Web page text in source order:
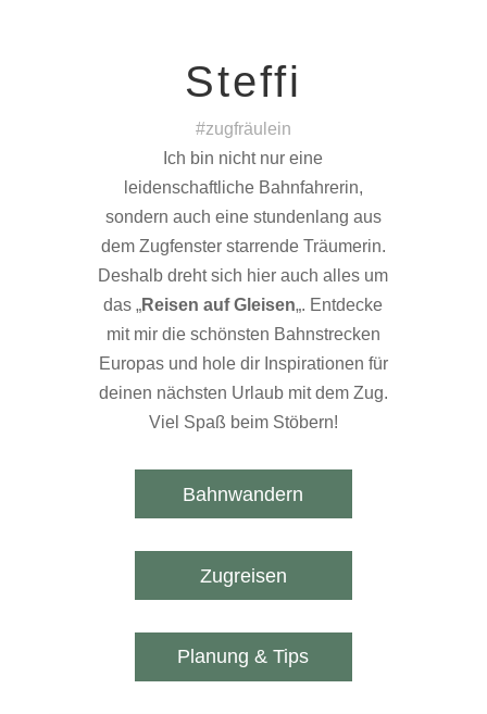
Steffi
#zugfräulein
Ich bin nicht nur eine
leidenschaftliche Bahnfahrerin,
sondern auch eine stundenlang aus
dem Zugfenster starrende Träumerin.
Deshalb dreht sich hier auch alles um
das „Reisen auf Gleisen„. Entdecke
mit mir die schönsten Bahnstrecken
Europas und hole dir Inspirationen für
deinen nächsten Urlaub mit dem Zug.
Viel Spaß beim Stöbern!
Bahnwandern
Zugreisen
Planung & Tips